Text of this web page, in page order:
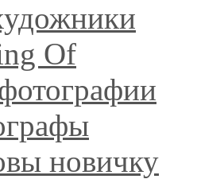
Of
новичку